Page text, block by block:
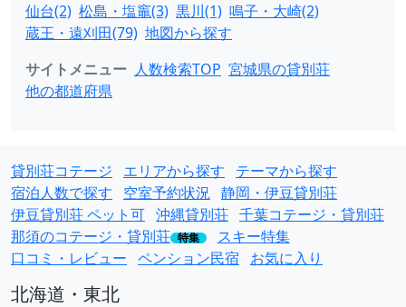
仙台(2) 松島・塩竈(3) 黒川(1) 鳴子・大崎(2)
蔵王・遠刈田(79) 地図から探す
サイトメニュー 人数検索TOP 宮城県の貸別荘
他の都道府県
貸別荘コテージ エリアから探す
テーマから探す
宿泊人数で探す
空室予約状況 静岡・伊豆貸別荘
伊豆貸別荘 ペット可 沖縄貸別荘 千葉コテージ・貸別荘
那須のコテージ・貸別荘 特集
スキー特集
口コミ・レビュー ペンション民宿 お気に入り
北海道・東北